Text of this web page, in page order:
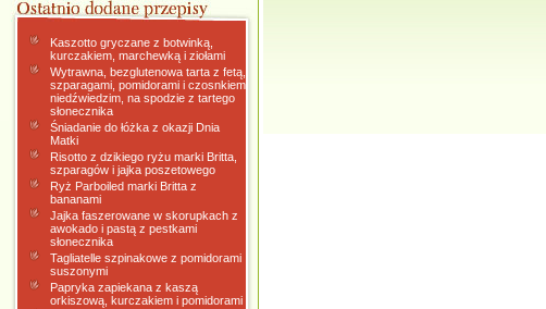
Kaszotto gryczane z botwinką,
kurczakiem, marchewką i ziołami
Wytrawna, bezglutenowa tarta z fetą,
szparagami, pomidorami i czosnkiem
niedźwiedzim, na spodzie z tartego
słonecznika
Śniadanie do łóżka z okazji Dnia
Matki
Risotto z dzikiego ryżu marki Britta,
szparagów i jajka poszetowego
Ryż Parboiled marki Britta z
bananami
Jajka faszerowane w skorupkach z
awokado i pastą z pestkami
słonecznika
Tagliatelle szpinakowe z pomidorami
suszonymi
Papryka zapiekana z kaszą
orkiszową, kurczakiem i pomidorami